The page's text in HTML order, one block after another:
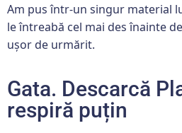
Am pus într-un singur material
le întreabă cel mai des înainte
ușor de urmărit.
Gata. Descarcă
respiră puțin